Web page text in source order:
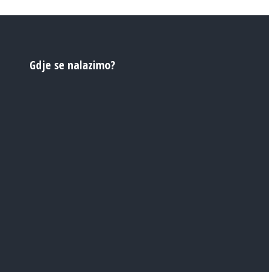
Gdje se nalazimo?